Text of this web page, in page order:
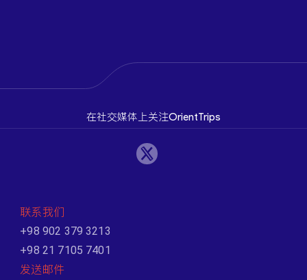
在社交媒体上关注OrientTrips
联系我们
+98 902 379 3213
+98 21 7105 7401
发送邮件